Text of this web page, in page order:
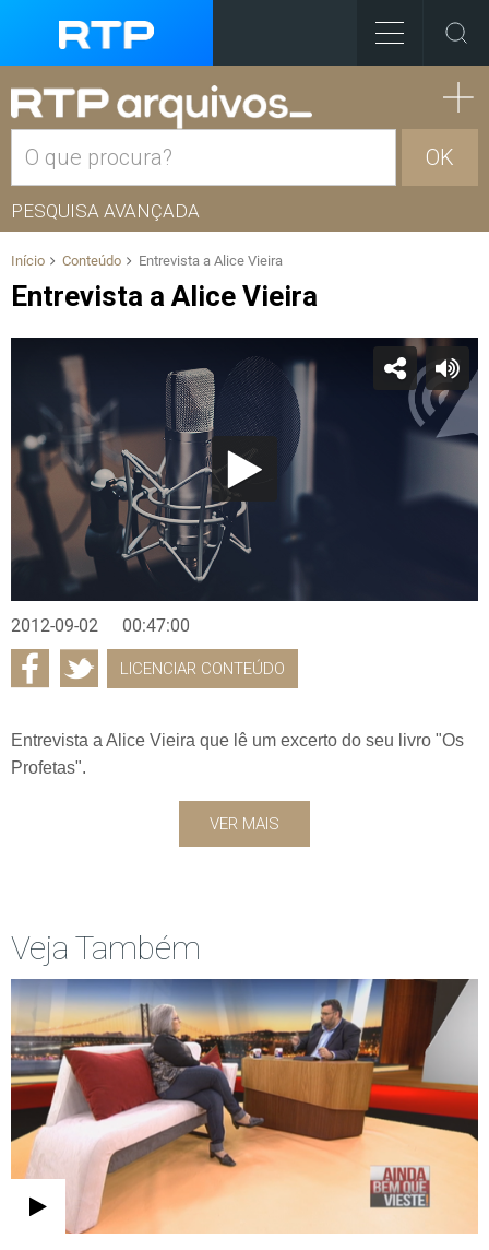
OK
PESQUISA AVANÇADA
Início Conteúdo Entrevista a Alice Vieira
Entrevista a Alice Vieira
2012-09-02 00:47:00
LICENCIAR CONTEÚDO
Entrevista a Alice Vieira que lê um excerto do seu livro "Os
Profetas".
VER MAIS
Veja Também